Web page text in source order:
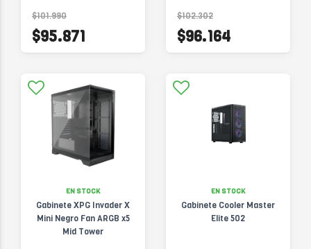
$101.990
$95.871
$102.302
$96.164
EN STOCK
Gabinete XPG Invader X
Mini Negro Fan ARGB x5
Mid Tower
EN STOCK
Gabinete Cooler Master
Elite 502